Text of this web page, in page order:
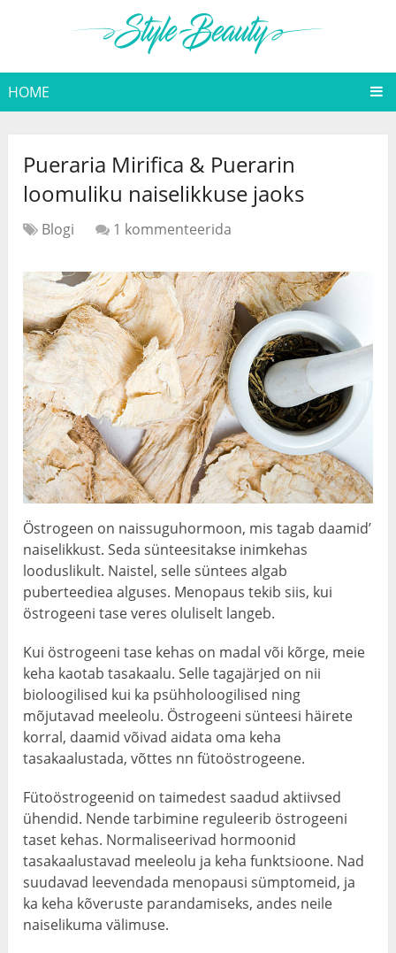
HOME
Pueraria Mirifica & Puerarin
loomuliku naiselikkuse jaoks
Blogi 1 kommenteerida
Östrogeen on naissuguhormoon, mis tagab daamid’
naiselikkust. Seda sünteesitakse inimkehas
looduslikult. Naistel, selle süntees algab
puberteediea alguses. Menopaus tekib siis, kui
östrogeeni tase veres oluliselt langeb.
Kui östrogeeni tase kehas on madal või kõrge, meie
keha kaotab tasakaalu. Selle tagajärjed on nii
bioloogilised kui ka psühholoogilised ning
mõjutavad meeleolu. Östrogeeni sünteesi häirete
korral, daamid võivad aidata oma keha
tasakaalustada, võttes nn fütoöstrogeene.
Fütoöstrogeenid on taimedest saadud aktiivsed
ühendid. Nende tarbimine reguleerib östrogeeni
taset kehas. Normaliseerivad hormoonid
tasakaalustavad meeleolu ja keha funktsioone. Nad
suudavad leevendada menopausi sümptomeid, ja
ka keha kõveruste parandamiseks, andes neile
naiselikuma välimuse.